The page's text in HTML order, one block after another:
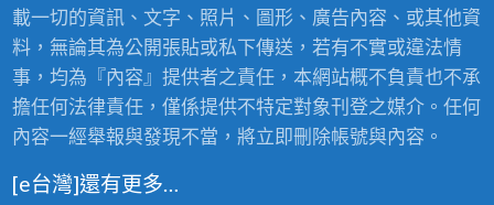
載一切的資訊、文字、照片、圖形、廣告內容、或其他資
料，無論其為公開張貼或私下傳送，若有不實或違法情
事，均為『內容』提供者之責任，本網站概不負責也不承
擔任何法律責任，僅係提供不特定對象刊登之媒介。任何
內容一經舉報與發現不當，將立即刪除帳號與內容。
[e台灣]還有更多…